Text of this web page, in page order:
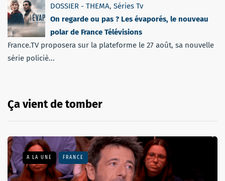
DOSSIER - THEMA, Séries Tv
On regarde ou pas ? Les évaporés, le nouveau
polar de France Télévisions
France.TV proposera sur la plateforme le 27 août, sa nouvelle
série policiè...
Ça vient de tomber
A LA UNE FRANCE